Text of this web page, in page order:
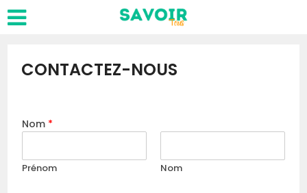
CONTACTEZ-NOUS
Nom *
Prénom Nom